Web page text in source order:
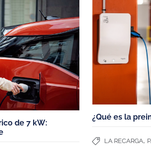
de 7 kW:
¿Qué es la
LA RECARGA,
Vivienda unifamiliar
Garaje comunitario
Empresas
Hoteles, restaurantes y
comercios